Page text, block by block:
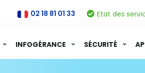
02 18 81 01 33 Etat des
INFOGÉRANCE SÉCURITÉ